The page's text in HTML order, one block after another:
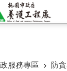
進階搜尋
服務專區 防